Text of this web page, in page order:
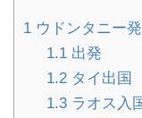
1 ウドンタニー
1.1出発
1.2タイ出国
1.3ラオス入